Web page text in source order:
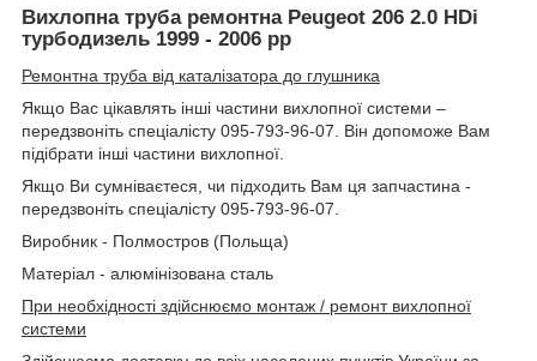
Вихлопна труба ремонтна Peugeot 206 2.0 HDi
турбодизель 1999 - 2006 рр
Ремонтна труба від каталізатора до глушника
Якщо Вас цікавлять інші частини вихлопної системи –
передзвоніть спеціалісту 095-793-96-07. Він допоможе Вам
підібрати інші частини вихлопної.
Якщо Ви сумніваєтеся, чи підходить Вам ця запчастина -
передзвоніть спеціалісту 095-793-96-07.
Виробник - Полмостров (Польща)
Матеріал - алюмінізована сталь
При необхідності здійснюємо монтаж / ремонт вихлопної
системи